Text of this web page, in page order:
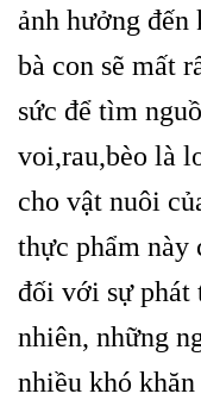
ảnh hưởng đến
bà con sẽ mất
sức để tìm
voi,rau,bèo là
cho vật nuôi
thực phẩm này
đối với sự phát
nhiên, những
nhiều khó